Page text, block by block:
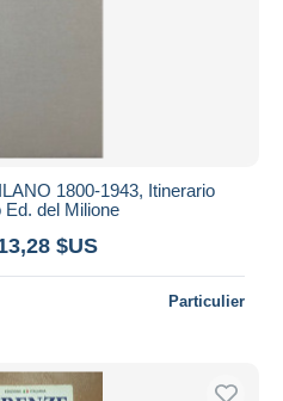
1800-1943, Itinerario
Ed. del Milione
$US
Particulier